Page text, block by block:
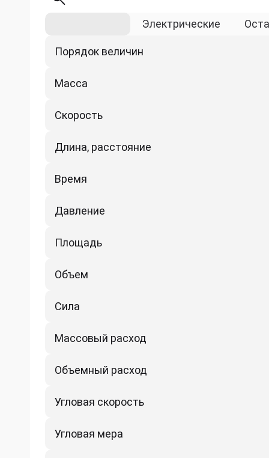
Электрические
Порядок величин
Масса
Скорость
Длина, расстояние
Время
Давление
Площадь
Объем
Сила
Массовый расход
Объемный расход
Угловая скорость
Угловая мера